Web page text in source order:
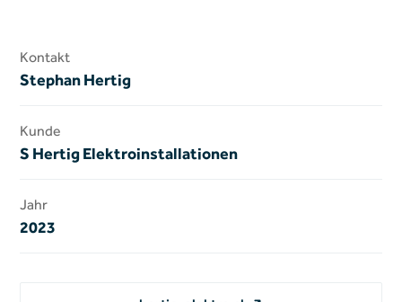
Kontakt
Stephan Hertig
Kunde
S Hertig Elektroinstallationen
Jahr
2023